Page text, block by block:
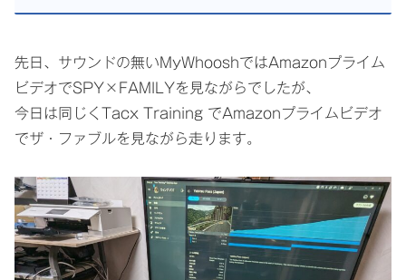
先日、サウンドの無いMyWhooshではAmazonプライム
ビデオでSPY×FAMILYを見ながらでしたが、
今日は同じくTacx Training でAmazonプライムビデオ
でザ・ファブルを見ながら走ります。